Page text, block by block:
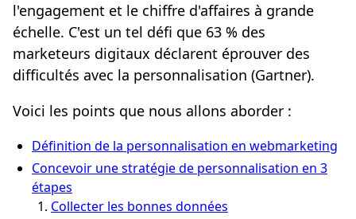
l'engagement et le chiffre d'affaires à grande
échelle. C'est un tel défi que 63 % des
marketeurs digitaux déclarent éprouver des
difficultés avec la personnalisation (Gartner).
Voici les points que nous allons aborder :
Définition de la personnalisation en webmarketing
Concevoir une stratégie de personnalisation en 3
étapes
Collecter les bonnes données